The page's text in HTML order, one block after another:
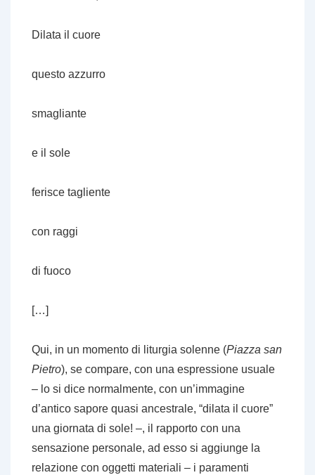
Dilata il cuore
questo azzurro
smagliante
e il sole
ferisce tagliente
con raggi
di fuoco
[…]
Qui, in un momento di liturgia solenne (Piazza san
Pietro), se compare, con una espressione usuale
– lo si dice normalmente, con un’immagine
d’antico sapore quasi ancestrale, “dilata il cuore”
una giornata di sole! –, il rapporto con una
sensazione personale, ad esso si aggiunge la
relazione con oggetti materiali – i paramenti